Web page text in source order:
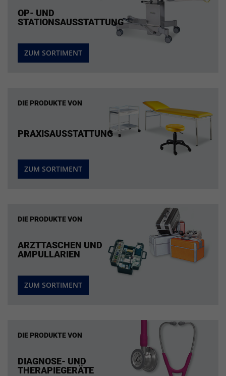
OP- UND
STATIONSAUSSTATTUNG
ZUM SORTIMENT
DIE PRODUKTE VON
PRAXISAUSSTATTUNG
ZUM SORTIMENT
DIE PRODUKTE VON
ARZTTASCHEN UND
AMPULLARIEN
ZUM SORTIMENT
DIE PRODUKTE VON
DIAGNOSE- UND
THERAPIEGERÄTE